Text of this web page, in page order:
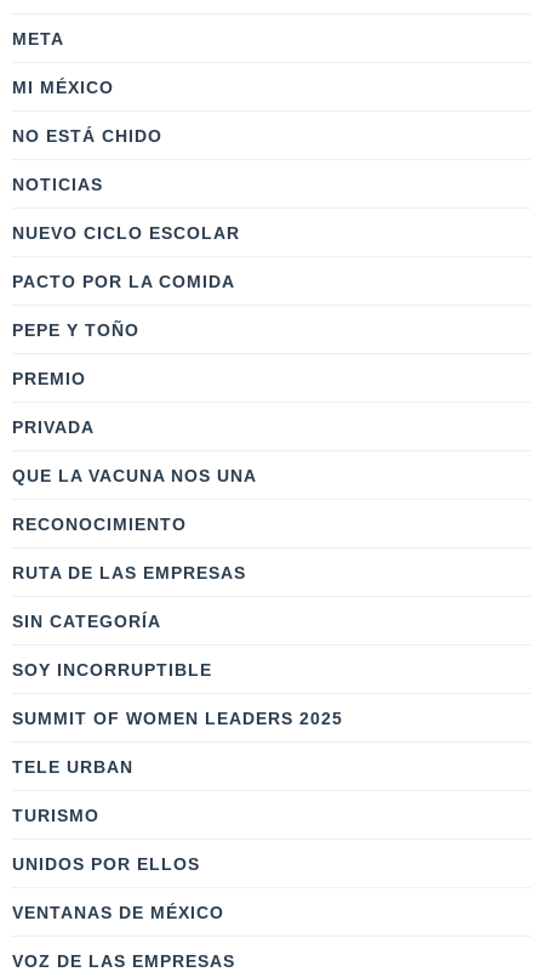
META
MI MÉXICO
NO ESTÁ CHIDO
NOTICIAS
NUEVO CICLO ESCOLAR
PACTO POR LA COMIDA
PEPE Y TOÑO
PREMIO
PRIVADA
QUE LA VACUNA NOS UNA
RECONOCIMIENTO
RUTA DE LAS EMPRESAS
SIN CATEGORÍA
SOY INCORRUPTIBLE
SUMMIT OF WOMEN LEADERS 2025
TELE URBAN
TURISMO
UNIDOS POR ELLOS
VENTANAS DE MÉXICO
VOZ DE LAS EMPRESAS